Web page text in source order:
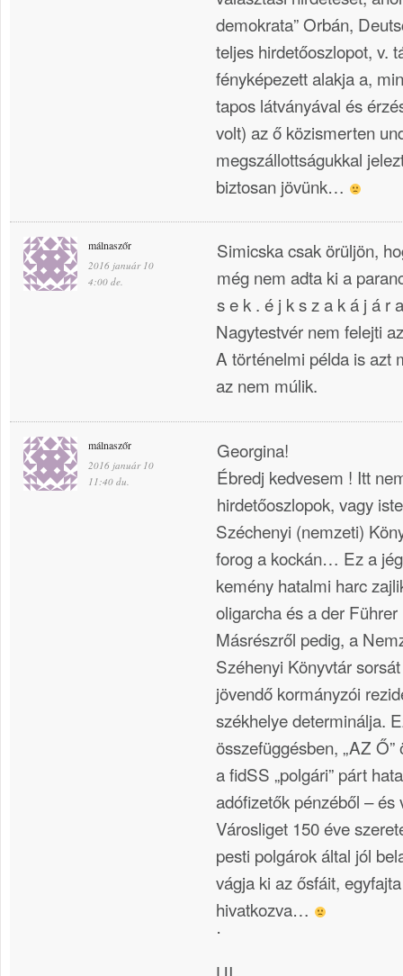
demokrata” Orbán,
teljes hirdetőoszlopot, v.
fényképezett alakja a,
tapos látványával és
volt) az ő közismerten
megszállottságukkal
biztosan jövünk…
málnaszőr
2016 január 10
4:00 de.
Simicska csak örüljön,
még nem adta ki a
s e k . é j k s z a k á j á r
Nagytestvér nem felejti
A történelmi példa is azt
az nem múlik.
málnaszőr
2016 január 10
11:40 du.
Georgina!
Ébredj kedvesem ! Itt
hirdetőoszlopok, vagy
Széchenyi (nemzeti)
forog a kockán… Ez a
kemény hatalmi harc
oligarcha és a der Führer
Másrészről pedig, a
Széhenyi Könyvtár
jövendő kormányzói
székhelye determinálja.
összefüggésben, „AZ
a fidSS „polgári” párt
adófizetők pénzéből – és
Városliget 150 éve
pesti polgárok által jól
vágja ki az ősfáit,
hivatkozva…
˙